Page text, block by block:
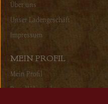
Über uns
Unser Ladengeschäft
Impressum
MEIN PROFIL
Mein Profil
Bestellübersicht